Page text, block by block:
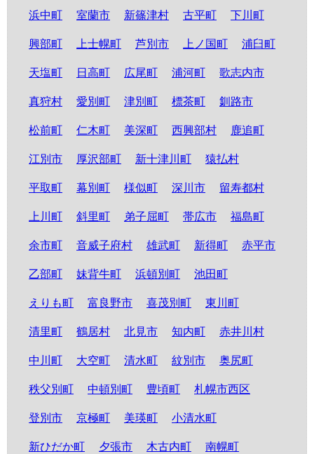
浜中町
室蘭市 新篠津村 古平町 下川町
興部町 上士幌町 芦別市 上ノ国町 浦臼町
天塩町 日高町 広尾町 浦河町 歌志内市
真狩村 愛別町 津別町 標茶町 釧路市
松前町 仁木町 美深町 西興部村 鹿追町
江別市 厚沢部町 新十津川町 猿払村
平取町 幕別町 様似町 深川市 留寿都村
上川町 斜里町 弟子屈町 帯広市 福島町
余市町 音威子府村 雄武町 新得町 赤平市
乙部町 妹背牛町 浜頓別町 池田町
えりも町 富良野市 喜茂別町 東川町
清里町 鶴居村 北見市 知内町 赤井川村
中川町 大空町 清水町 紋別市 奥尻町
秩父別町 中頓別町 豊頃町 札幌市西区
登別市 京極町 美瑛町 小清水町
新ひだか町 夕張市 木古内町 南幌町